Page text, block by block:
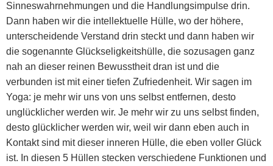
Sinneswahrnehmungen und die Handlungsimpulse drin.
Dann haben wir die intellektuelle Hülle, wo der höhere,
unterscheidende Verstand drin steckt und dann haben wir
die sogenannte Glückseligkeitshülle, die sozusagen ganz
nah an dieser reinen Bewusstheit dran ist und die
verbunden ist mit einer tiefen Zufriedenheit. Wir sagen im
Yoga: je mehr wir uns von uns selbst entfernen, desto
unglücklicher werden wir. Je mehr wir zu uns selbst finden,
desto glücklicher werden wir, weil wir dann eben auch in
Kontakt sind mit dieser inneren Hülle, die eben voller Glück
ist. In diesen 5 Hüllen stecken verschiedene Funktionen und